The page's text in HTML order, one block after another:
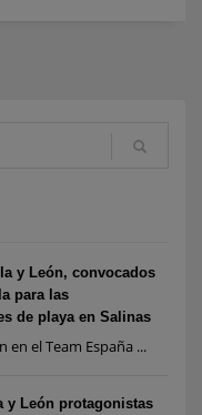
y León, convocados
para las
de playa en Salinas
el Team España ...
y León protagonistas